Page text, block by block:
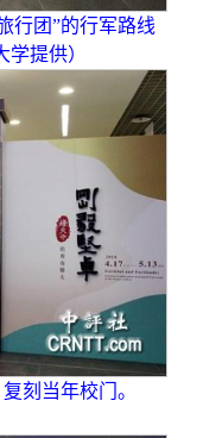
行团”的行军路线
提供）
刻当年校门。